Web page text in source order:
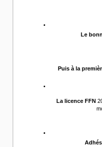
Le
Puis à la
La licence FFN